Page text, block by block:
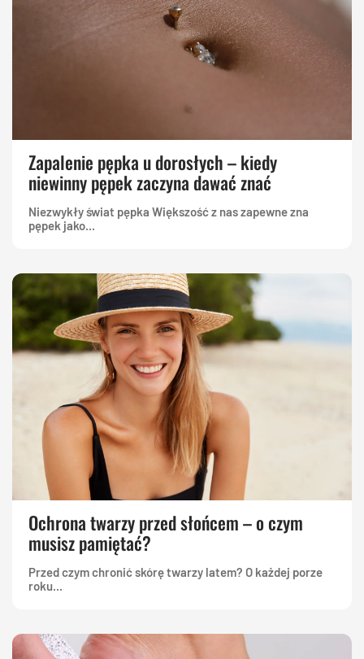
Zapalenie pępka u dorosłych – kiedy
niewinny pępek zaczyna dawać znać
Niezwykły świat pępka Większość z nas zapewne zna
pępek jako...
Ochrona twarzy przed słońcem – o czym
musisz pamiętać?
Przed czym chronić skórę twarzy latem? O każdej porze
roku...